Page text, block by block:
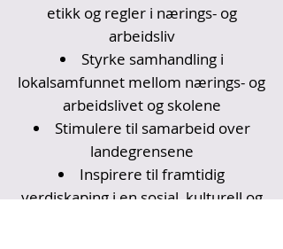
etikk og regler i nærings- og
arbeidsliv
Styrke samhandling i
lokalsamfunnet mellom nærings- og
arbeidslivet og skolene
Stimulere til samarbeid over
landegrensene
Inspirere til framtidig
verdiskaping i en sosial, kulturell og